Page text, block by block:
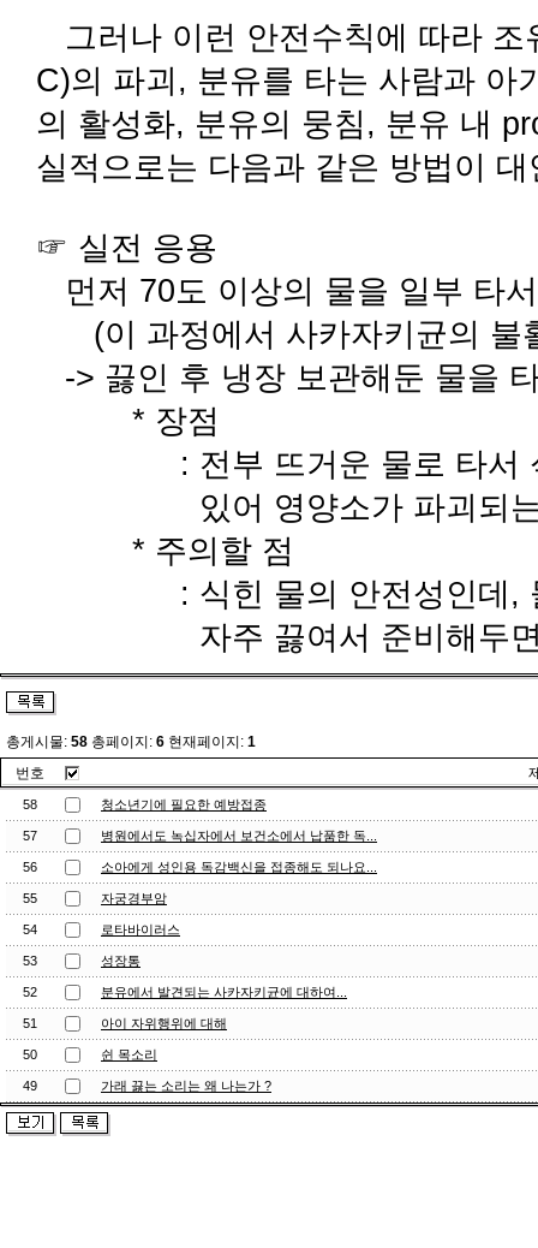
그러나 이런 안전수칙에 따라 조
C)의 파괴, 분유를 타는 사람과 아
의 활성화, 분유의 뭉침, 분유 내
실적으로는 다음과 같은 방법이
☞ 실전 응용
먼저 70도 이상의 물을 일부 타
(이 과정에서 사카자키균의 불
-> 끓인 후 냉장 보관해둔 물을
* 장점
: 전부 뜨거운 물로 타서 식
있어 영양소가 파괴되는 시
* 주의할 점
: 식힌 물의 안전성인데, 물
자주 끓여서 준비해두면
총게시물: 58 총페이지: 6 현재페이지: 1
번호
58 청소년기에 필요한 예방접종
57 병원에서도 녹십자에서 보건소에서 납품한 독...
56 소아에게 성인용 독감백신을 접종해도 되나요...
55 자궁경부암
54 로타바이러스
53 성장통
52 분유에서 발견되는 사카자키균에 대하여...
51 아이 자위행위에 대해
50 쉰 목소리
49 가래 끓는 소리는 왜 나는가 ?